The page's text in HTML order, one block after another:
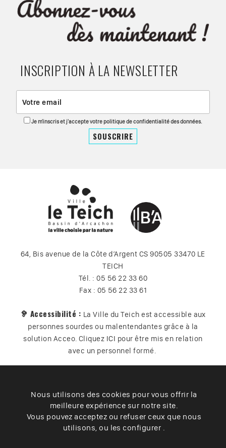
INSCRIPTION À LA NEWSLETTER
Je m'inscris et j'accepte votre politique de confidentialité des données.
64, Bis avenue de la Côte d’Argent CS 90505 33470 LE
TEICH
Tél. : 05 56 22 33 60
Fax : 05 56 22 33 61
🦻 Accessibilité : La Ville du Teich est accessible aux
personnes sourdes ou malentendantes grâce à la
solution Acceo. Cliquez ICI pour être mis en relation
avec un personnel formé.
Plan du site Contact Vos données
Cookies
Accessibilité
Nous utilisons des cookies pour vous offrir la
meilleure expérience sur notre site.
Vous pouvez acceptez ou refuser ceux que nous
utilisons, ou les configurer .